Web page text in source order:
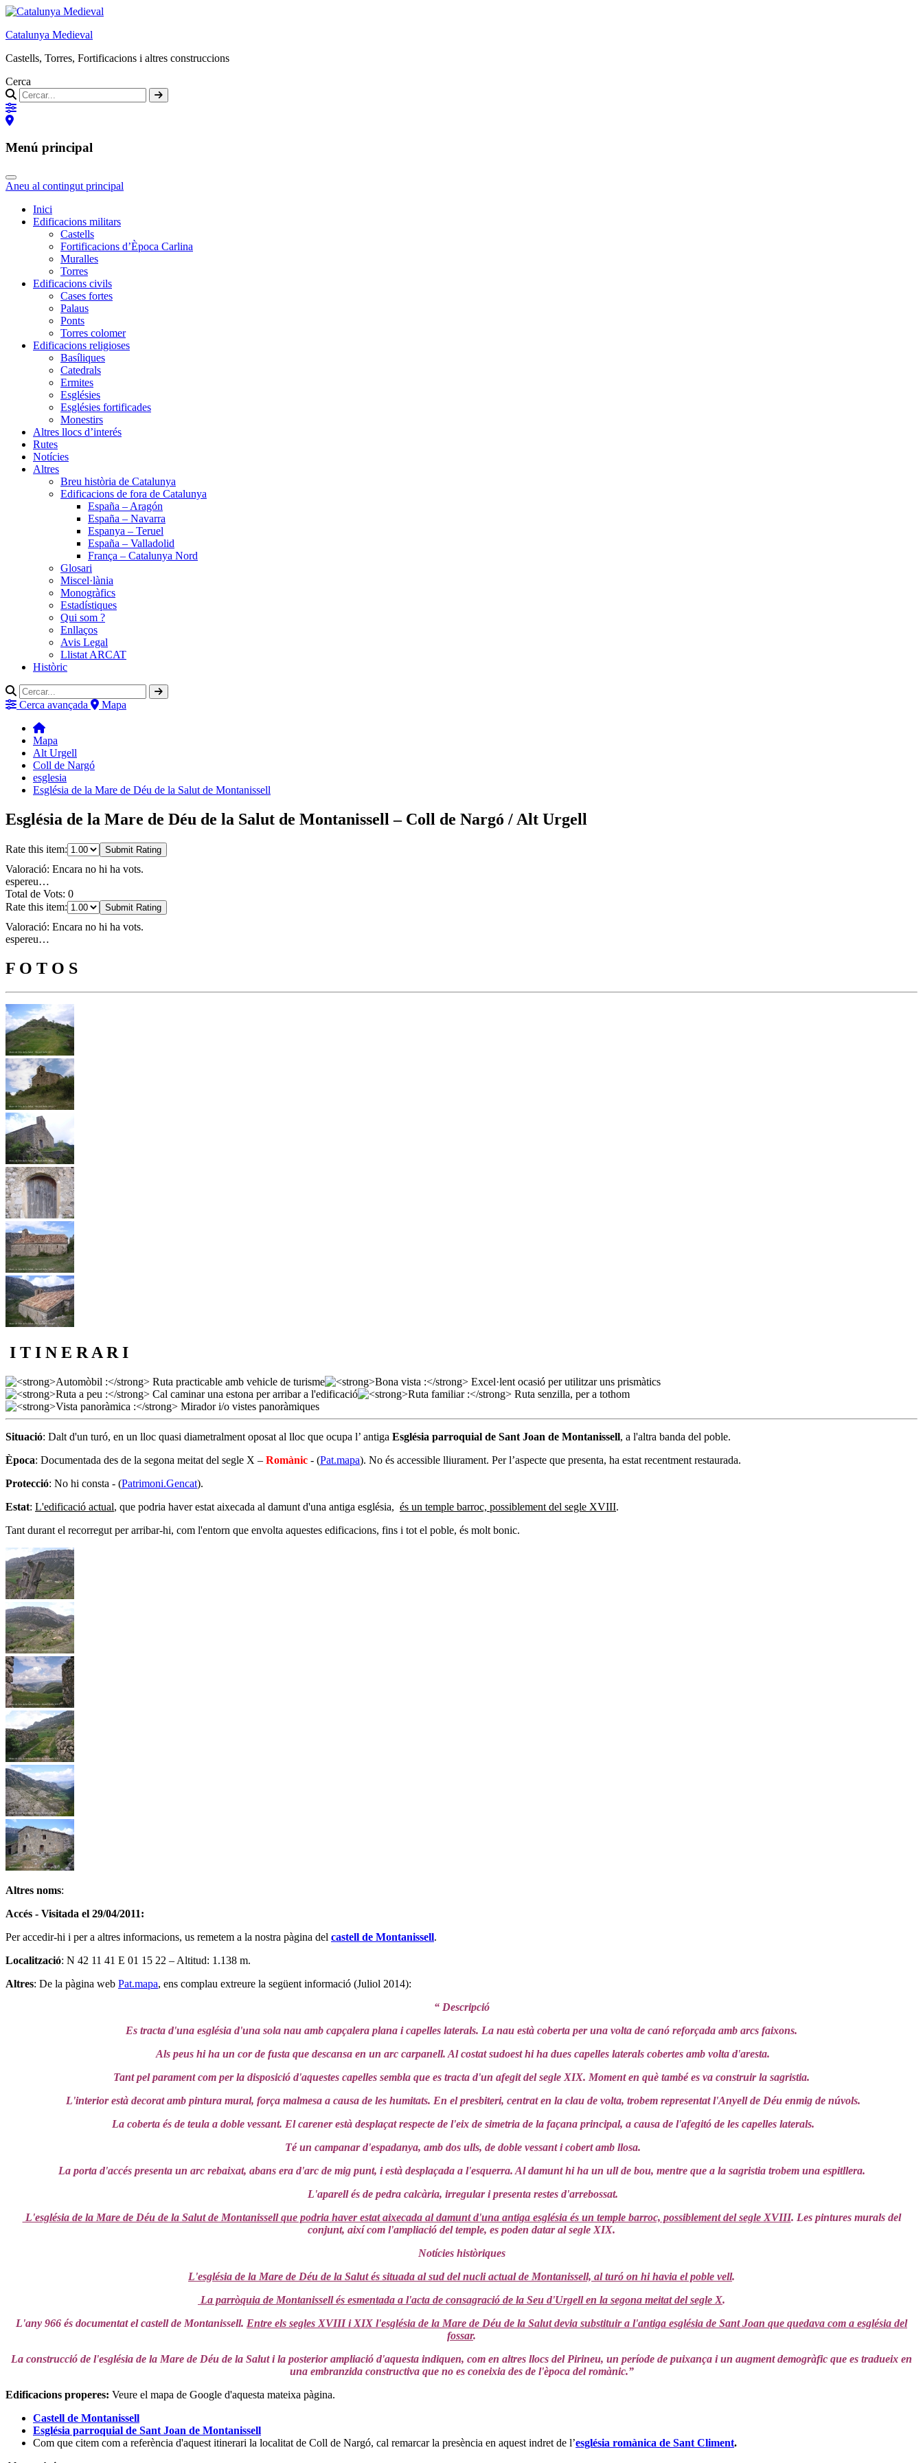
Catalunya Medieval
Castells, Torres, Fortificacions i altres construccions
Cerca
Menú principal
Aneu al contingut principal
Inici
Edificacions militars
Castells
Fortificacions d’Època Carlina
Muralles
Torres
Edificacions civils
Cases fortes
Palaus
Ponts
Torres colomer
Edificacions religioses
Basíliques
Catedrals
Ermites
Esglésies
Esglésies fortificades
Monestirs
Altres llocs d’interés
Rutes
Notícies
Altres
Breu història de Catalunya
Edificacions de fora de Catalunya
España – Aragón
España – Navarra
Espanya – Teruel
España – Valladolid
França – Catalunya Nord
Glosari
Miscel·lània
Monogràfics
Estadístiques
Qui som ?
Enllaços
Avis Legal
Llistat ARCAT
Històric
Cerca avançada Mapa
Mapa
Alt Urgell
Coll de Nargó
esglesia
Església de la Mare de Déu de la Salut de Montanissell
Església de la Mare de Déu de la Salut de Montanissell – Coll de Nargó / Alt Urgell
Rate this item: Submit Rating
Valoració: Encara no hi ha vots.
espereu…
Total de Vots: 0
Rate this item:
Submit Rating
Valoració: Encara no hi ha vots.
espereu…
F O T O S
I T I N E R A R I
Situació: Dalt d'un turó, en un lloc quasi diametralment oposat al lloc que ocupa l’ antiga Església parroquial de Sant Joan de Montanissell, a l'altra banda del poble.
Època: Documentada des de la segona meitat del segle X – Romànic - (Pat.mapa). No és accessible lliurament. Per l’aspecte que presenta, ha estat recentment restaurada.
Protecció: No hi consta - (Patrimoni.Gencat).
Estat: L'edificació actual, que podria haver estat aixecada al damunt d'una antiga església, és un temple barroc, possiblement del segle XVIII.
Tant durant el recorregut per arribar-hi, com l'entorn que envolta aquestes edificacions, fins i tot el poble, és molt bonic.
Altres noms:
Accés - Visitada el 29/04/2011:
Per accedir-hi i per a altres informacions, us remetem a la nostra pàgina del castell de Montanissell.
Localització: N 42 11 41 E 01 15 22 – Altitud: 1.138 m.
Altres: De la pàgina web Pat.mapa, ens complau extreure la següent informació (Juliol 2014):
“ Descripció
Es tracta d'una església d'una sola nau amb capçalera plana i capelles laterals. La nau està coberta per una volta de canó reforçada amb arcs faixons.
Als peus hi ha un cor de fusta que descansa en un arc carpanell. Al costat sudoest hi ha dues capelles laterals cobertes amb volta d'aresta.
Tant pel parament com per la disposició d'aquestes capelles sembla que es tracta d'un afegit del segle XIX. Moment en què també es va construir la sagristia.
L'interior està decorat amb pintura mural, força malmesa a causa de les humitats. En el presbiteri, centrat en la clau de volta, trobem representat l'Anyell de Déu enmig de núvols.
La coberta és de teula a doble vessant. El carener està desplaçat respecte de l'eix de simetria de la façana principal, a causa de l'afegitó de les capelles laterals.
Té un campanar d'espadanya, amb dos ulls, de doble vessant i cobert amb llosa.
La porta d'accés presenta un arc rebaixat, abans era d'arc de mig punt, i està desplaçada a l'esquerra. Al damunt hi ha un ull de bou, mentre que a la sagristia trobem una espitllera.
L'aparell és de pedra calcària, irregular i presenta restes d'arrebossat.
L'església de la Mare de Déu de la Salut de Montanissell que podria haver estat aixecada al damunt d'una antiga església és un temple barroc, possiblement del segle XVIII. Les pintures murals del
conjunt, així com l'ampliació del temple, es poden datar al segle XIX.
Notícies històriques
L'església de la Mare de Déu de la Salut és situada al sud del nucli actual de Montanissell, al turó on hi havia el poble vell.
La parròquia de Montanissell és esmentada a l'acta de consagració de la Seu d'Urgell en la segona meitat del segle X.
L'any 966 és documentat el castell de Montanissell. Entre els segles XVIII i XIX l'església de la Mare de Déu de la Salut devia substituir a l'antiga església de Sant Joan que quedava com a església del
fossar.
La construcció de l'església de la Mare de Déu de la Salut i la posterior ampliació d'aquesta indiquen, com en altres llocs del Pirineu, un període de puixança i un augment demogràfic que es tradueix en
una embranzida constructiva que no es coneixia des de l'època del romànic.”
Edificacions properes: Veure el mapa de Google d'aquesta mateixa pàgina.
Castell de Montanissell
Església parroquial de Sant Joan de Montanissell
Com que citem com a referència d'aquest itinerari la localitat de Coll de Nargó, cal remarcar la presència en aquest indret de l’església romànica de Sant Climent.